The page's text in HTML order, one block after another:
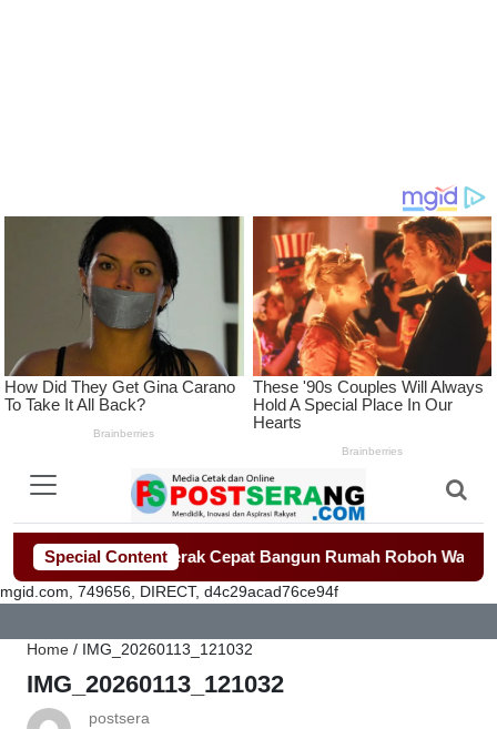
Special Content
Tangerang Gerak Cepat Bangun Rumah Roboh Warga
mgid.com, 749656, DIRECT, d4c29acad76ce94f
Home / IMG_20260113_121032
IMG_20260113_121032
postsera